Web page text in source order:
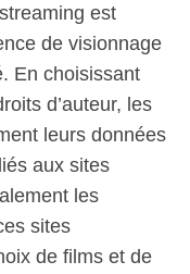
est
de visionnage
En choisissant
d’auteur, les
leurs données
aux sites
les
sites
de films et de